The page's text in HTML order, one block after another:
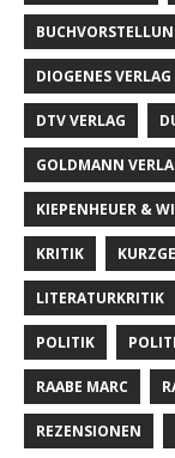
DIOGENES VERLAG
DTV VERLAG
GOLDMANN
KIEPENHEUER &
KRITIK
LITERATURKRITIK
POLITIK
RAABE MARC
REZENSIONEN